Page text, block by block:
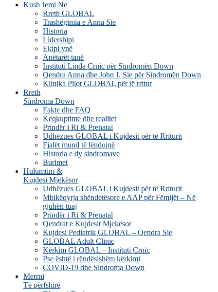
Kush Jemi Ne
Rreth GLOBAL
Trashëgimia e Anna Sie
Historia
Lidershipi
Ekipi ynë
Anëtarët tanë
Instituti Linda Crnic për Sindromën Down
Qendra Anna dhe John J. Sie për Sindromën Down
Klinika Pilot GLOBAL për të rritur
Rreth
Sindroma Down
Fakte dhe FAQ
Keqkuptime dhe realitet
Prindër i Ri & Prenatal
Udhëzues GLOBAL i Kujdesit për të Rriturit
Fjalët mund të lëndojnë
Historia e dy sindromave
Burimet
Hulumtim &
Kujdesi Mjekësor
Udhëzues GLOBAL i Kujdesit për të Rriturit
Mbikëqyrja shëndetësore e AAP për Fëmijët – Në
gjuhën tuaj
Prindër i Ri & Prenatal
Qendrat e Kujdesit Mjekësor
Kujdesi Pediatrik GLOBAL – Qendra Sie
GLOBAL Adult Clinic
Kërkim GLOBAL – Instituti Crnic
Pse është i rëndësishëm kërkimi
COVID-19 dhe Sindroma Down
Merrni
Të përfshirë